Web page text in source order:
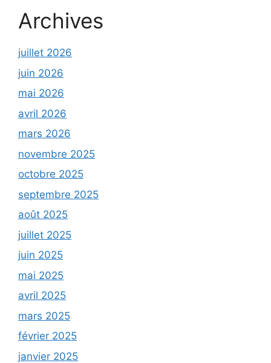
Archives
juillet 2026
juin 2026
mai 2026
avril 2026
mars 2026
novembre 2025
octobre 2025
septembre 2025
août 2025
juillet 2025
juin 2025
mai 2025
avril 2025
mars 2025
février 2025
janvier 2025